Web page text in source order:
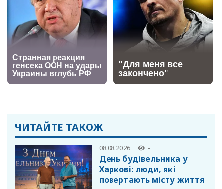
ЧИТАЙТЕ ТАКОЖ
08.08.2026 -
День будівельника у
Харкові: люди, які
повертають місту життя